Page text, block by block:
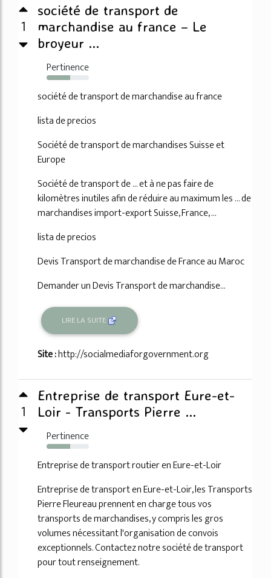
1
société de transport de
marchandise au france – Le
broyeur ...
Pertinence
56%
société de transport de marchandise au france
lista de precios
Société de transport de marchandises Suisse et
Europe
Société de transport de ... et à ne pas faire de
kilomètres inutiles afin de réduire au maximum les ... de
marchandises import-export Suisse, France, ...
lista de precios
Devis Transport de marchandise de France au Maroc
Demander un Devis Transport de marchandise...
LIRE LA SUITE
Site :http://socialmediaforgovernment.org
1
Entreprise de transport Eure-et-
Loir - Transports Pierre ...
Pertinence
55%
Entreprise de transport routier en Eure-et-Loir
Entreprise de transport en Eure-et-Loir, les Transports
Pierre Fleureau prennent en charge tous vos
transports de marchandises, y compris les gros
volumes nécessitant l'organisation de convois
exceptionnels. Contactez notre société de transport
pour tout renseignement.